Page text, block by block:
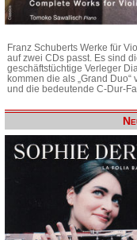
Franz Schuberts Werke für
auf zwei CDs passt. Es sind
geschäftstüchtige Verleger
kommen die als „Grand
und die bedeutende C-Dur-